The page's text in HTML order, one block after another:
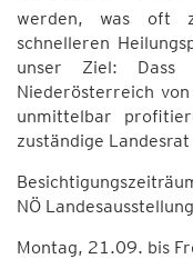
werden, was oft
schnelleren
unser Ziel: Dass
Niederösterreich
unmittelbar
zuständige
NÖ
Montag, 21.09. bis